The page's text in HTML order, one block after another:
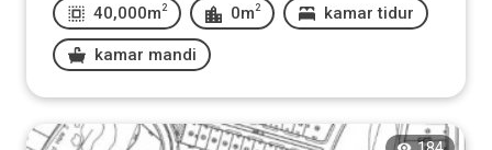
40,000m 2 0m 2 kamar tidur
kamar mandi